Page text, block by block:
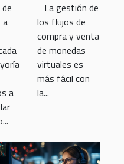
a
La gestión de
los flujos de
compra y venta
de monedas
virtuales es
más fácil con
la...